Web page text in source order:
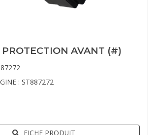
AVANT (#)
: ST887272
FICHE PRODUIT